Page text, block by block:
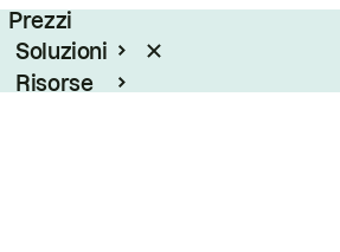
Prezzi
Soluzioni
Risorse